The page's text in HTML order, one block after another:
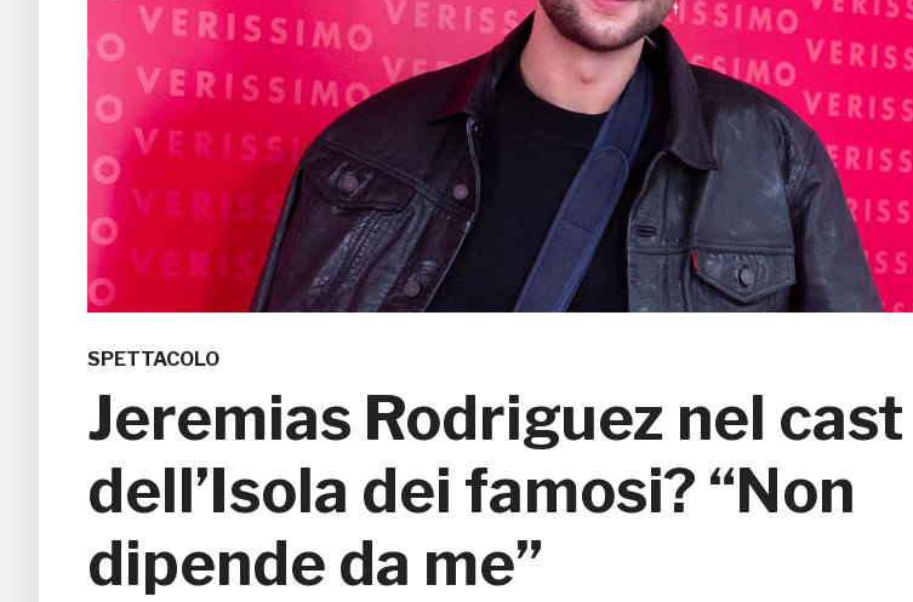
SPETTACOLO
Jeremias Rodriguez nel cast
dell’Isola dei famosi? “Non
dipende da me”